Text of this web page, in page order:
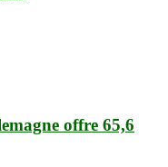
offre 65,6